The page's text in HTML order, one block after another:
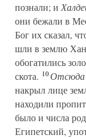
познали; и
они бежали в
Бог их сказал,
шли в землю
обогатились
скота. 10Отсюда
накрыл лице
находили
было и числа
Египетский,